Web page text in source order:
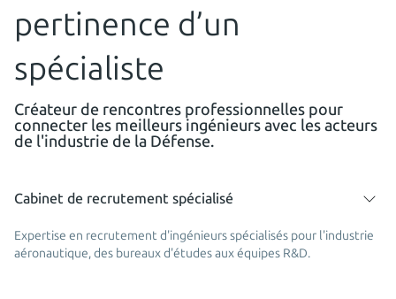
pertinence d’un
spécialiste
Créateur de rencontres professionnelles pour
connecter les meilleurs ingénieurs avec les acteurs
de l'industrie de la Défense.
Cabinet de recrutement spécialisé
Expertise en recrutement d'ingénieurs spécialisés pour l'industrie
aéronautique, des bureaux d'études aux équipes R&D.